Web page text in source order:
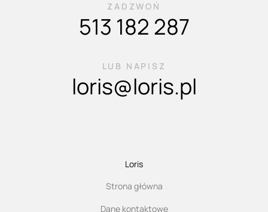
ZADZWOŃ
513 182 287
LUB NAPISZ
loris@loris.pl
Loris
Strona główna
Dane kontaktowe